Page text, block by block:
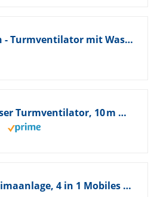
Brandson - Turmventilator mit Wasserkühlung 5 in 1 - Preisträger 2025 - Verdunstungskühler - Luftkühler - Ventilator - mobile Klimaanlage ohne Abluftschlauch - leise - 4L Wassertank
DREO Leiser Turmventilator, 10 m Wurfweite 4 Geschwindigstufen 4 Modi 8 Std. Timer 90° oszillierende Ventilator mit Kühlung Fernbedienung für Schlafzimmer,Turmventilator 307, Schwarz
Mobile Klimaanlage, 4 in 1 Mobiles Klimagerät mit Kühlen Nebel, Klimaanlage Mobil ohne Abluftschlauch Luftkühler Mini mit 3 Stufen & 7 Farben Nachtlicht, Tragbarer Air Conditioner für Zuhause/Büro